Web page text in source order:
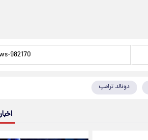
دونالد ترامپ